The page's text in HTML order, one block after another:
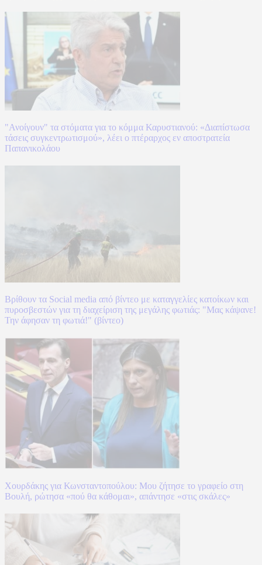
"Ανοίγουν" τα στόματα για το κόμμα Καρυστιανού: «Διαπίστωσα
τάσεις συγκεντρωτισμού», λέει ο πτέραρχος εν αποστρατεία
Παπανικολάου
Βρίθουν τα Social media από βίντεο με καταγγελίες κατοίκων και
πυροσβεστών για τη διαχείριση της μεγάλης φωτιάς: "Μας κάψανε!
Την άφησαν τη φωτιά!" (βίντεο)
Χουρδάκης για Κωνσταντοπούλου: Μου ζήτησε το γραφείο στη
Βουλή, ρώτησα «πού θα κάθομαι», απάντησε «στις σκάλες»